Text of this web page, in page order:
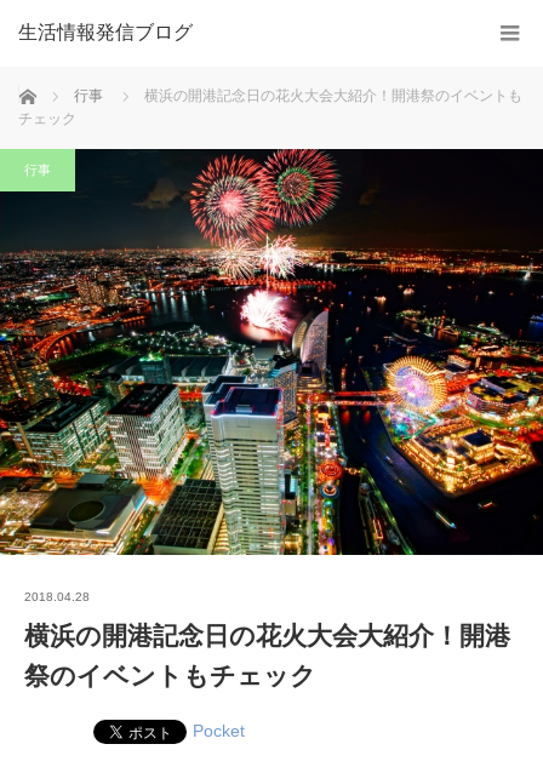
生活情報発信ブログ
ホーム 行事
横浜の開港記念日の花火大会大紹介！開港祭のイベントも
チェック
行事
2018.04.28
横浜の開港記念日の花火大会大紹介！開港
祭のイベントもチェック
Pocket